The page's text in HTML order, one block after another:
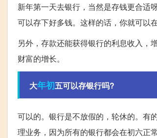
新年第一天去银行，当然是存钱更合适
可以存下好多钱。这样的话，你就可以
另外，存款还能获得银行的利息收入，
财富的增长。
大年初五可以存银行吗?
可以的。银行是不放假的，轮休的。有
理业务，因为所有的银行都会在初六正常